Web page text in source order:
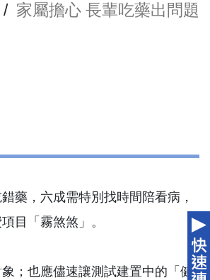
/ 家屬擔心 長輩吃藥出問題
藥，六成需特別找時間陪看病，
目「霧煞煞」。
；也應儘速讓測試建置中的「健